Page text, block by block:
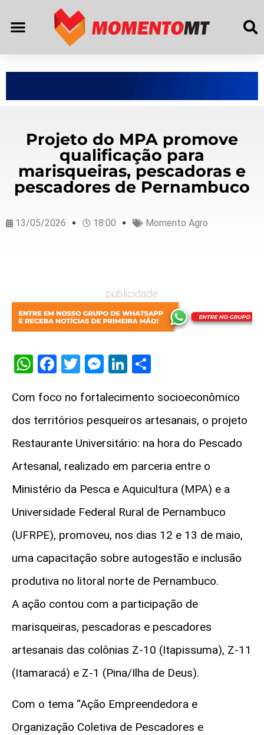
Projeto do MPA promove
qualificação para
marisqueiras, pescadoras e
pescadores de Pernambuco
13/05/2026 18:00 Momento Agro
publicidade
WhatsApp
Facebook
Twitter
Messenger
LinkedIn
Com foco no fortalecimento socioeconômico
dos territórios pesqueiros artesanais, o projeto
Restaurante Universitário: na hora do Pescado
Artesanal, realizado em parceria entre o
Ministério da Pesca e Aquicultura (MPA) e a
Universidade Federal Rural de Pernambuco
(UFRPE), promoveu, nos dias 12 e 13 de maio,
uma capacitação sobre autogestão e inclusão
produtiva no litoral norte de Pernambuco.
A ação contou com a participação de
marisqueiras, pescadoras e pescadores
artesanais das colônias Z-10 (Itapissuma), Z-11
(Itamaracá) e Z-1 (Pina/Ilha de Deus).
Com o tema “Ação Empreendedora e
Organização Coletiva de Pescadores e